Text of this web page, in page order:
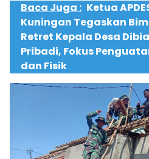
Baca Juga : Ketua
Kuningan Tegaskan
Retret Kepala Desa
Pribadi, Fokus
dan Fisik